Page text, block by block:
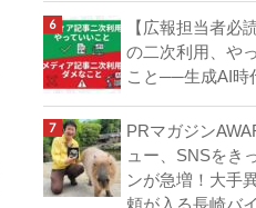
【広報担当者必
の二次利用、や
こと──生成AI時
PRマガジン
ュー、SNSをき
ンが急増！大手
頼が入る長崎バ